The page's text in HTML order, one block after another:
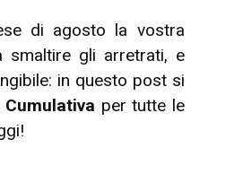
di agosto la vostra
smaltire gli arretrati, e
in questo post si
per tutte le